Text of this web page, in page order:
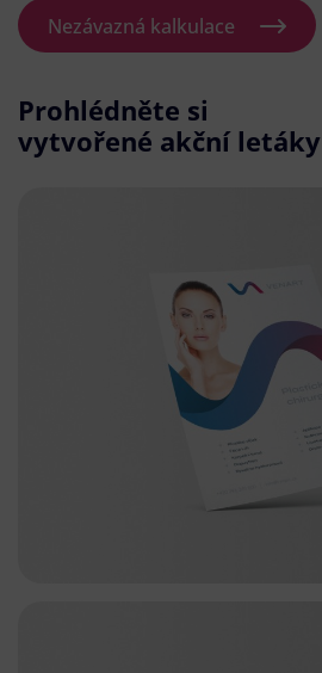
Nezávazná kalkulace
Prohlédněte si
vytvořené akční letáky